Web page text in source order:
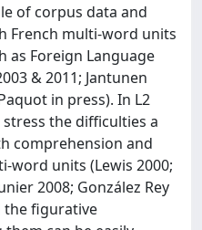
of corpus data and
French multi-word units
as Foreign Language
& 2011; Jantunen
in press). In L2
the difficulties a
comprehension and
word units (Lewis 2000;
2008; González Rey
the figurative